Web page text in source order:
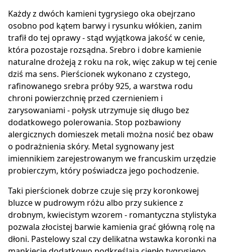
Każdy z dwóch kamieni tygrysiego oka obejrzano
osobno pod kątem barwy i rysunku włókien, zanim
trafił do tej oprawy - stąd wyjątkowa jakość w cenie,
która pozostaje rozsądna. Srebro i dobre kamienie
naturalne drożeją z roku na rok, więc zakup w tej cenie
dziś ma sens. Pierścionek wykonano z czystego,
rafinowanego srebra próby 925, a warstwa rodu
chroni powierzchnię przed czernieniem i
zarysowaniami - połysk utrzymuje się długo bez
dodatkowego polerowania. Stop pozbawiony
alergicznych domieszek metali można nosić bez obaw
o podrażnienia skóry. Metal sygnowany jest
imiennikiem zarejestrowanym we francuskim urzędzie
probierczym, który poświadcza jego pochodzenie.
Taki pierścionek dobrze czuje się przy koronkowej
bluzce w pudrowym różu albo przy sukience z
drobnym, kwiecistym wzorem - romantyczna stylistyka
pozwala złocistej barwie kamienia grać główną rolę na
dłoni. Pastelowy szal czy delikatna wstawka koronki na